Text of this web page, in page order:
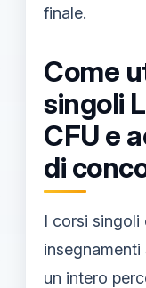
finale.
Come
singoli
CFU e
di
I corsi
un intero